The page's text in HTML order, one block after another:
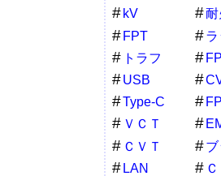
kV
耐
FPT
ラ
トラフ
USB
Type-C
ＶＣＴ
ＣＶＴ
ブ
LAN